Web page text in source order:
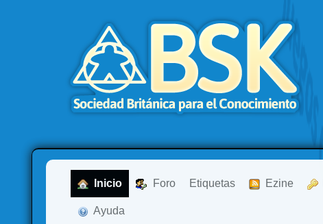
Inicio Foro Etiquetas Ezine
Ayuda